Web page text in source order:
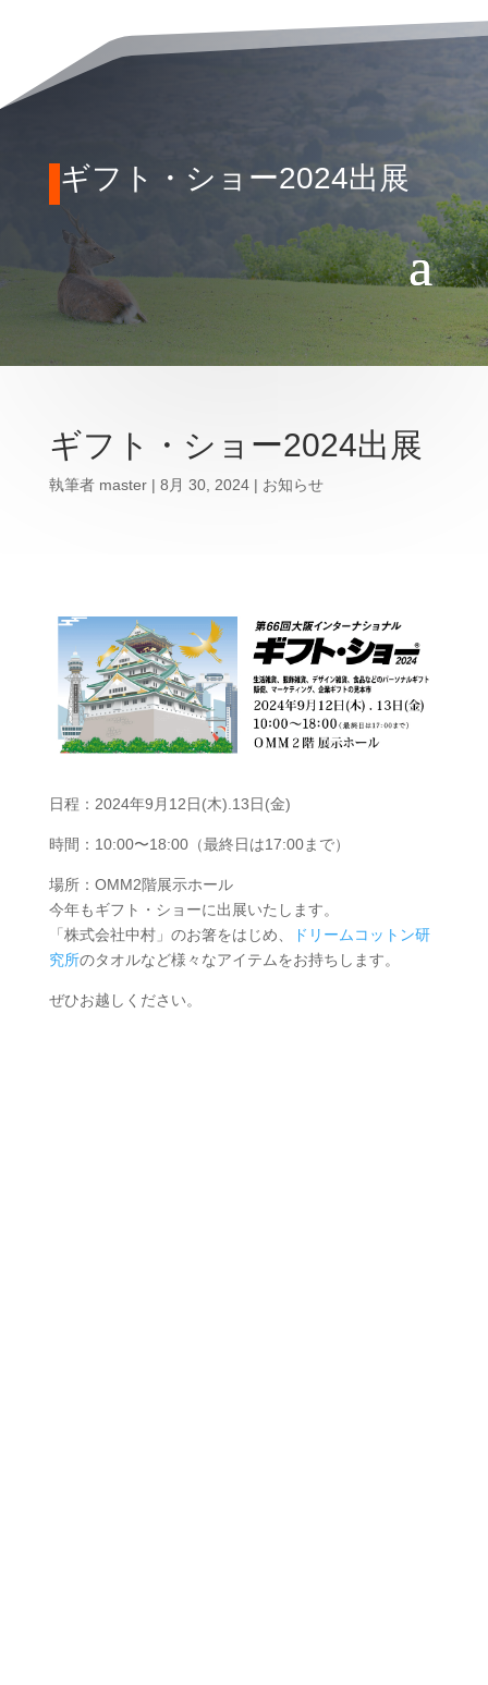
ギフト・ショー2024出展
ギフト・ショー2024出展
執筆者 master| 8月 30, 2024| お知らせ
日程：2024年9月12日(木).13日(金)
時間：10:00〜18:00（最終日は17:00まで）
場所：OMM2階展示ホール
今年もギフト・ショーに出展いたします。
「株式会社中村」のお箸をはじめ、
ドリームコットン研
究所のタオルなど様々なアイテムをお持ちします。
ぜひお越しください。